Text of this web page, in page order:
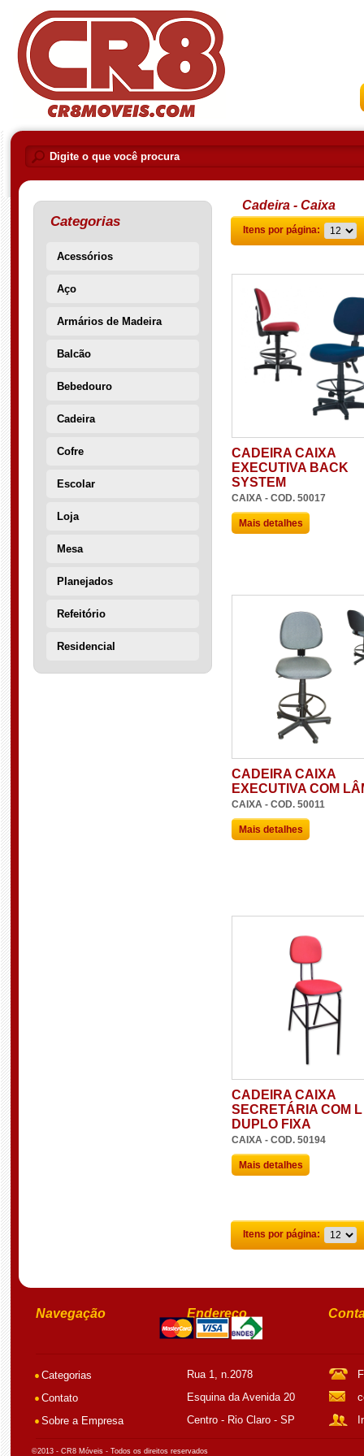
Categorias
Acessórios
Aço
Armários de Madeira
Balcão
Bebedouro
Cadeira
Cofre
Escolar
Loja
Mesa
Planejados
Refeitório
Residencial
Cadeira - Caixa
Itens por página:
CADEIRA CAIXA
EXECUTIVA BACK
SYSTEM
CAIXA - COD. 50017
Mais detalhes
CADEIRA CAIXA
EXECUTIVA COM
CAIXA - COD. 50011
Mais detalhes
CADEIRA CAIXA
SECRETÁRIA COM L
DUPLO FIXA
CAIXA - COD. 50194
Mais detalhes
Itens por página:
Navegação Endereço
Categorias
Contato
Sobre a Empresa
Rua 1, n.2078
Esquina da Avenida 20
Centro - Rio Claro - SP
©2013 - CR8 Móveis - Todos os direitos reservados